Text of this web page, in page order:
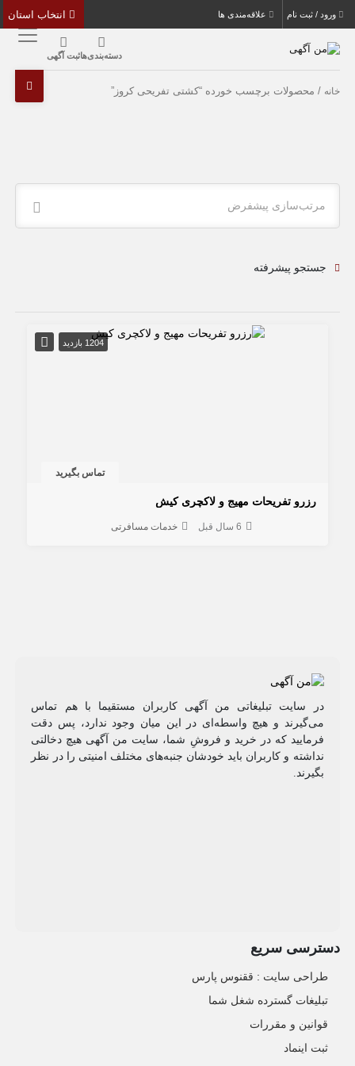
ورود / ثبت نام علاقه‌مندی ها
دسته‌بندی‌هاثبت آگهی
خانه / محصولات برچسب خورده “کشتی تفریحی کروز”
مرتب‌سازی پیشفرض
جستجو پیشرفته
1204 بازدید
تماس بگیرید
رزرو تفریحات مهیج و لاکچری کیش
6 سال قبل خدمات مسافرتی
در سایت تبلیغاتی من آگهی کاربران مستقیما با هم تماس
می‌گیرند و هیچ واسطه‌ای در این میان وجود ندارد، پس دقت
فرمایید که در خرید و فروشِ شما، سایت من آگهی هیچ دخالتی
نداشته و کاربران باید خودشان جنبه‌های مختلف امنیتی را در نظر
بگیرند.
دسترسی سریع
طراحی سایت :‌ ققنوس پارس
تبلیغات گسترده شغل شما
قوانین و مقررات
ثبت اینماد